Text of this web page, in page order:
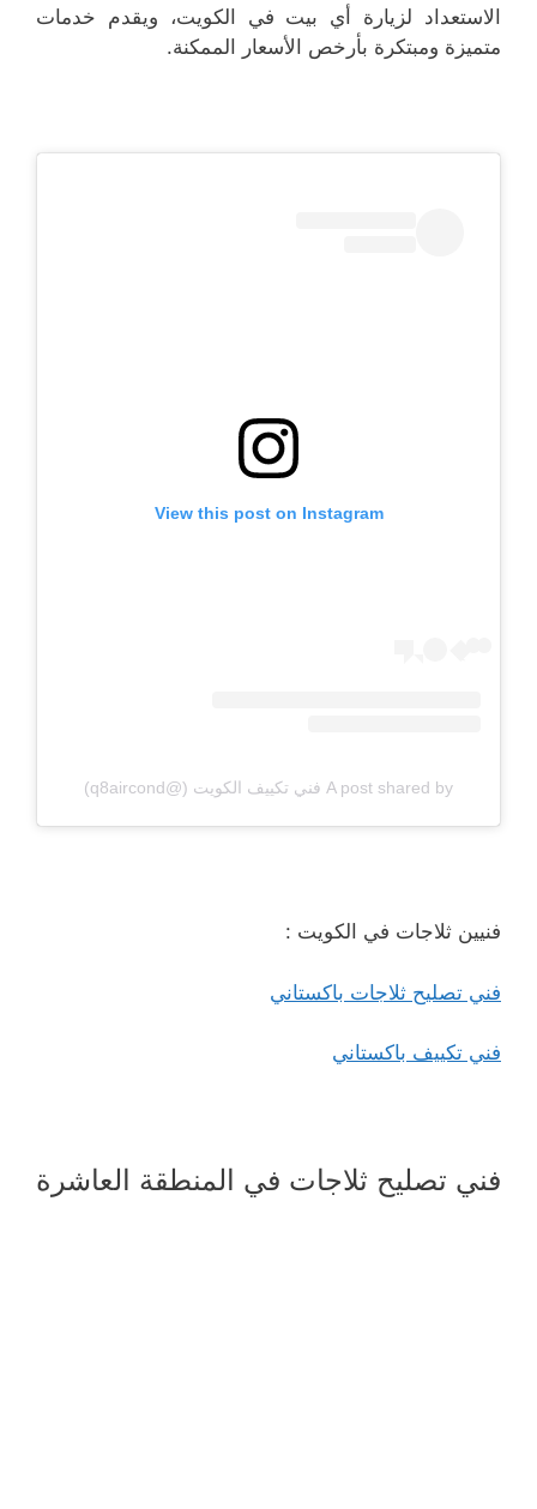
الاستعداد لزيارة أي بيت في الكويت، ويقدم خدمات
متميزة ومبتكرة بأرخص الأسعار الممكنة.
View this post on Instagram
A post shared by فني تكييف الكويت (@q8aircond)
فنيين ثلاجات في الكويت :
فني تصليح ثلاجات باكستاني
فني تكييف باكستاني
فني تصليح ثلاجات في المنطقة العاشرة